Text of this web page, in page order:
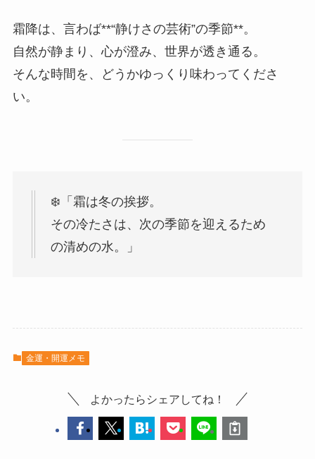
霜降は、言わば**“静けさの芸術”の季節**。
自然が静まり、心が澄み、世界が透き通る。
そんな時間を、どうかゆっくり味わってくださ
い。
❄️「霜は冬の挨拶。
その冷たさは、次の季節を迎えるため
の清めの水。」
金運・開運メモ
よかったらシェアしてね！